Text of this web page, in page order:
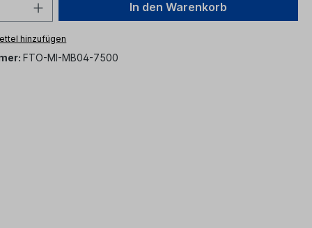
Gib den gewünschten Wert
In den Warenkorb
hinzufügen
FTO-MI-MB04-7500